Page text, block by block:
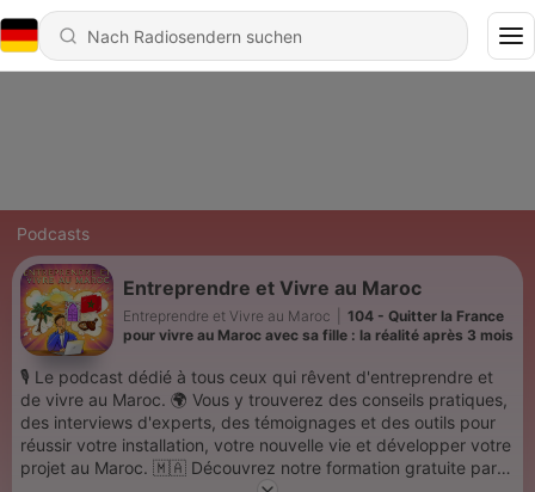
Podcasts
Entreprendre et Vivre au Maroc
Entreprendre et Vivre au Maroc
104 - Quitter la France
pour vivre au Maroc avec sa fille : la réalité après 3 mois
🎙️ Le podcast dédié à tous ceux qui rêvent d'entreprendre et
de vivre au Maroc. 🌍 Vous y trouverez des conseils pratiques,
des interviews d'experts, des témoignages et des outils pour
réussir votre installation, votre nouvelle vie et développer votre
projet au Maroc. 🇲🇦 Découvrez notre formation gratuite par